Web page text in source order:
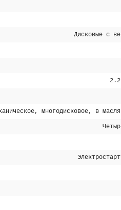
Дисковые с
многодисковое, в